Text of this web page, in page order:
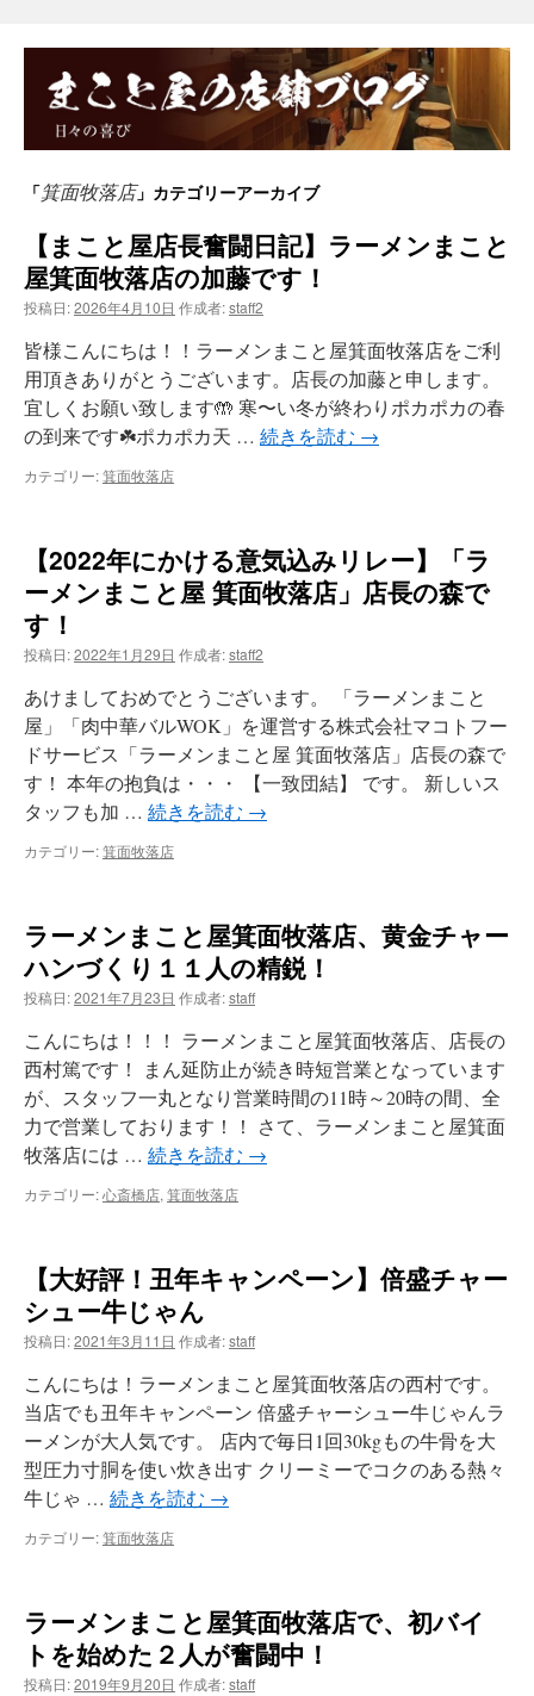
「箕面牧落店」カテゴリーアーカイブ
【まこと屋店長奮闘日記】ラーメンまこと
屋箕面牧落店の加藤です！
投稿日:2026年4月10日 作成者:staff2
皆様こんにちは！！ラーメンまこと屋箕面牧落店をご利
用頂きありがとうございます。店長の加藤と申します。
宜しくお願い致します🤲 寒〜い冬が終わりポカポカの春
の到来です☘️ポカポカ天 … 続きを読む →
カテゴリー:箕面牧落店
【2022年にかける意気込みリレー】「ラ
ーメンまこと屋 箕面牧落店」店長の森で
す！
投稿日:2022年1月29日 作成者:staff2
あけましておめでとうございます。 「ラーメンまこと
屋」「肉中華バルWOK」を運営する株式会社マコトフー
ドサービス「ラーメンまこと屋 箕面牧落店」店長の森で
す！ 本年の抱負は・・・ 【一致団結】 です。 新しいス
タッフも加 … 続きを読む →
カテゴリー:箕面牧落店
ラーメンまこと屋箕面牧落店、黄金チャー
ハンづくり１１人の精鋭！
投稿日:2021年7月23日 作成者:staff
こんにちは！！！ ラーメンまこと屋箕面牧落店、店長の
西村篤です！ まん延防止が続き時短営業となっています
が、スタッフ一丸となり営業時間の11時～20時の間、全
力で営業しております！！ さて、ラーメンまこと屋箕面
牧落店には … 続きを読む →
カテゴリー:心斎橋店, 箕面牧落店
【大好評！丑年キャンペーン】倍盛チャー
シュー牛じゃん
投稿日:2021年3月11日 作成者:staff
こんにちは！ラーメンまこと屋箕面牧落店の西村です。
当店でも丑年キャンペーン 倍盛チャーシュー牛じゃんラ
ーメンが大人気です。 店内で毎日1回30kgもの牛骨を大
型圧力寸胴を使い炊き出す クリーミーでコクのある熱々
牛じゃ … 続きを読む →
カテゴリー:箕面牧落店
ラーメンまこと屋箕面牧落店で、初バイ
トを始めた２人が奮闘中！
投稿日:2019年9月20日 作成者:staff